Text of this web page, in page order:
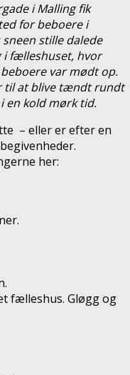
i Malling fik
for beboere i
stille dalede
i fælleshuset, hvor
beboere var mødt op.
til at blive tændt rundt
en kold mørk tid.
– eller er efter en
her:
fælleshus. Gløgg og